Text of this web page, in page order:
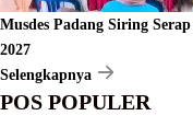
Musdes Padang Siring
2027
Selengkapnya
POS POPULER